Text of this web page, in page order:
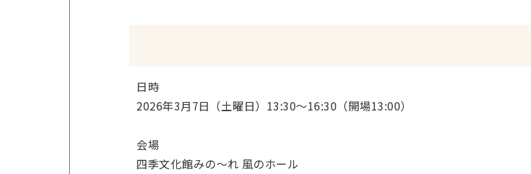
日時
2026年3月7日（土曜日）13:30～16:30（開場13:00）
会場
四季文化館みの～れ 風のホール